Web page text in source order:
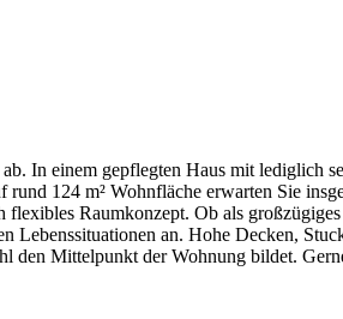
In einem gepflegten Haus mit lediglich
124 m² Wohnfläche erwarten Sie
Raumkonzept. Ob als
an. Hohe Decken,
Mittelpunkt der Wohnung bildet.